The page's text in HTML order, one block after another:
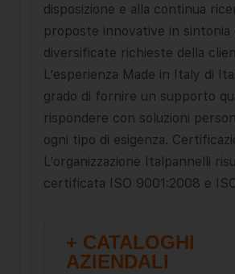
disposizione e alla continua
proposte innovative in sintonia
diversificate richieste della
L’esperienza Made in Italy di
grado di fornire un supporto
rispondere con soluzioni
ogni tipo di esigenza.
L’organizzazione Italpannelli
certificata ISO 9001:2008 e
+ CATALOGHI
AZIENDALI